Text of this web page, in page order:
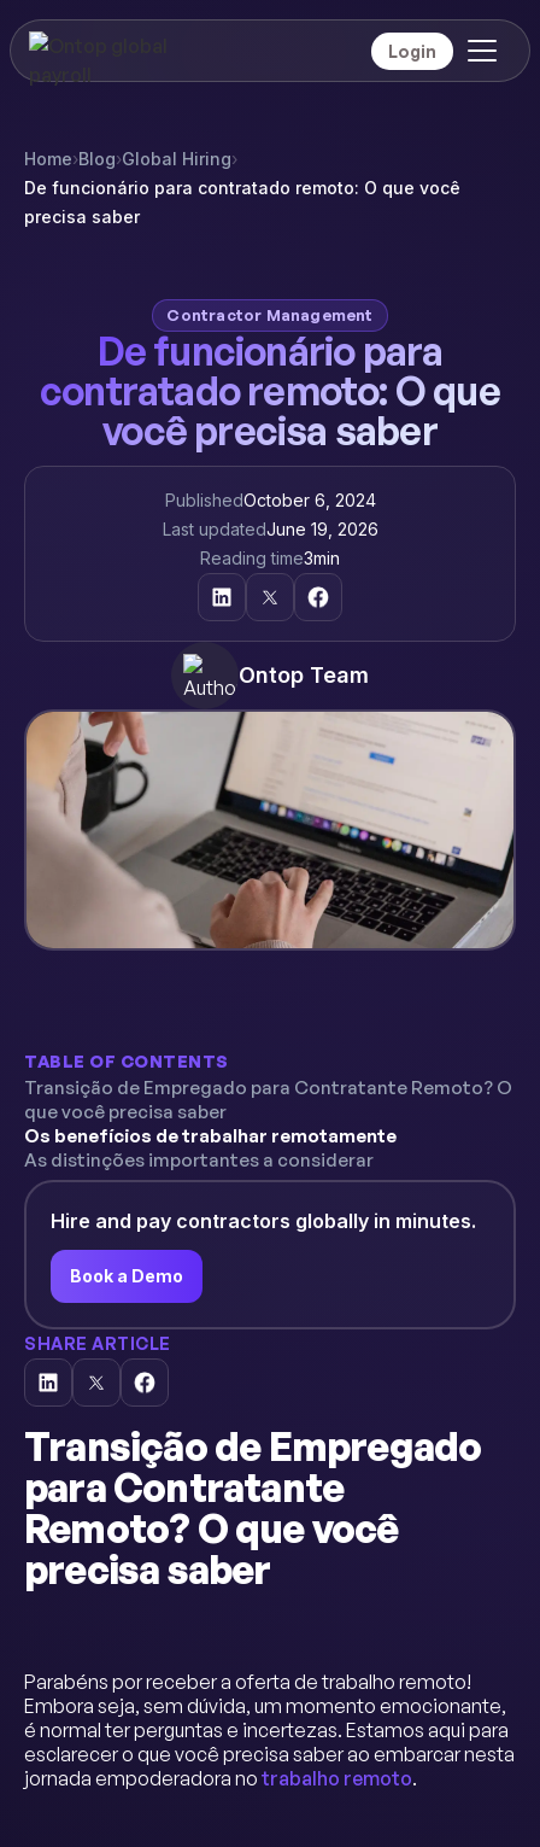
Login
Home›Blog›Global Hiring›
De funcionário para contratado remoto: O que você
precisa saber
Contractor Management
De funcionário para
contratado remoto: O que
você precisa saber
PublishedOctober 6, 2024
Last updatedJune 19, 2026
Reading time3min
Ontop Team
TABLE OF CONTENTS
Transição de Empregado para Contratante Remoto? O
que você precisa saber
Os benefícios de trabalhar remotamente
As distinções importantes a considerar
Hire and pay contractors globally in minutes.
Book a Demo
SHARE ARTICLE
Transição de Empregado
para Contratante
Remoto? O que você
precisa saber
Parabéns por receber a oferta de trabalho remoto!
Embora seja, sem dúvida, um momento emocionante,
é normal ter perguntas e incertezas. Estamos aqui para
esclarecer o que você precisa saber ao embarcar nesta
jornada empoderadora no trabalho remoto.